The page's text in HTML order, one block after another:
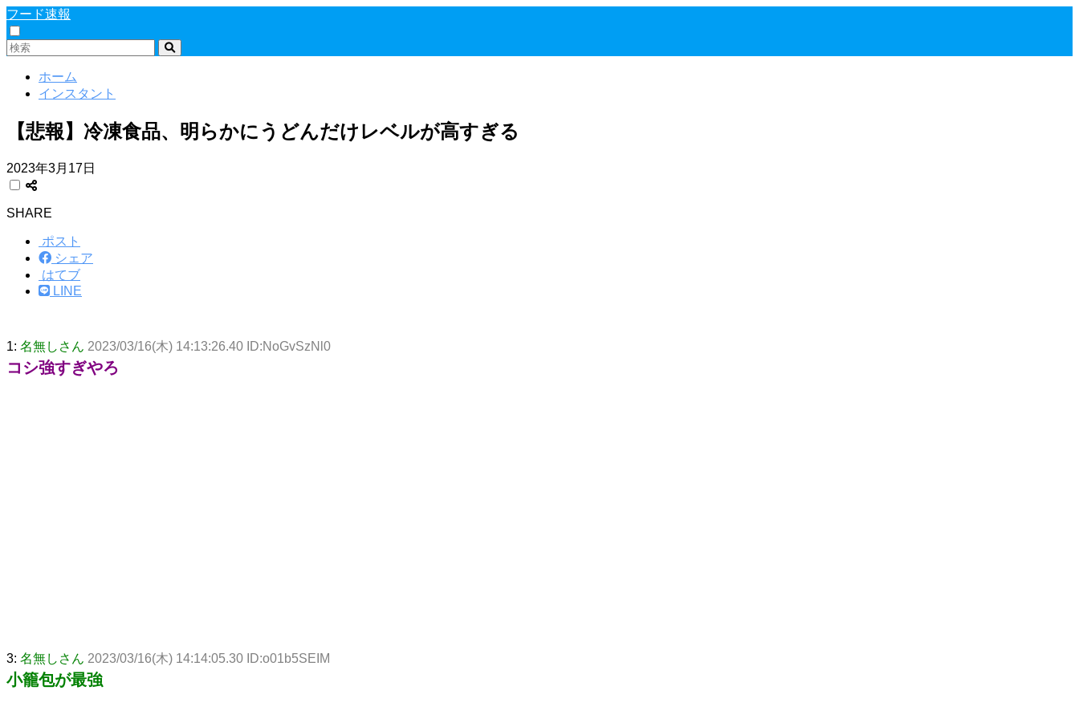
フード速報
ホーム
インスタント
【悲報】冷凍食品、明らかにうどんだけレベルが高すぎる
2023年3月17日
SHARE
ポスト
シェア
はてブ
LINE
1: 名無しさん 2023/03/16(木) 14:13:26.40 ID:NoGvSzNl0
コシ強すぎやろ
3: 名無しさん 2023/03/16(木) 14:14:05.30 ID:o01b5SEIM
小籠包が最強